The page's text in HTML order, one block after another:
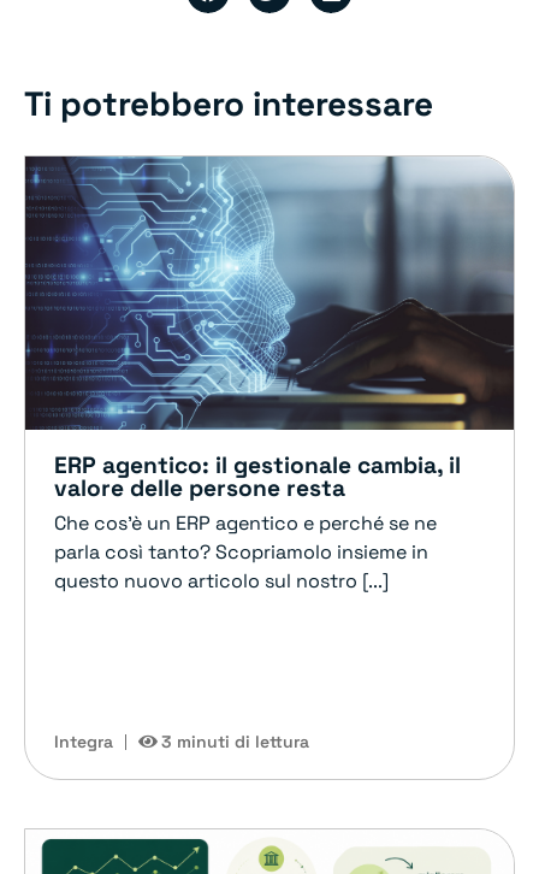
Ti potrebbero interessare
ERP agentico: il gestionale cambia, il
valore delle persone resta
Che cos'è un ERP agentico e perché se ne
parla così tanto? Scopriamolo insieme in
questo nuovo articolo sul nostro [...]
Integra 3 minuti di lettura